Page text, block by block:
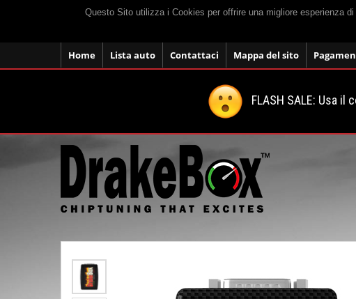
Questo Sito utilizza i Cookies per offrire una migliore esperienza
Home Lista auto Contattaci Mappa del sito
FLASH SALE: Usa il